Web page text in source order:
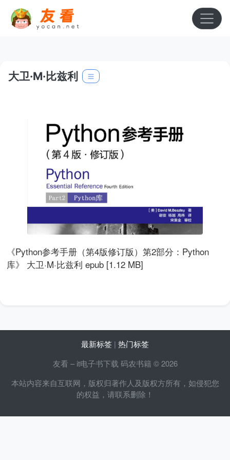
大卫·M·比兹利
《Python参考手册（第4版修订版）第2部分：Python
库》 大卫·M·比兹利 epub [1.12 MB]
最新标签 | 热门标签
友看 – it电子书下载 码农书籍 © 2026
本站内容来自互联网，版权归著作人及版权方所有，如侵犯您
的权益，请联系删除！